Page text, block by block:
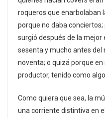
roqueros que enarbolaban
porque no daba
surgió después de la mejor
sesenta y mucho antes
noventa; o quizá porque
productor, tenido como
Como quiera que sea, la
una corriente distintiva en